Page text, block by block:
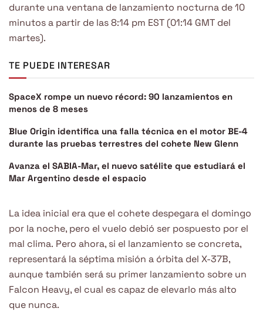
durante una ventana de lanzamiento nocturna de 10
minutos a partir de las 8:14 pm EST (01:14 GMT del
martes).
TE PUEDE INTERESAR
SpaceX rompe un nuevo récord: 90 lanzamientos en
menos de 8 meses
Blue Origin identifica una falla técnica en el motor BE-4
durante las pruebas terrestres del cohete New Glenn
Avanza el SABIA-Mar, el nuevo satélite que estudiará el
Mar Argentino desde el espacio
La idea inicial era que el cohete despegara el domingo
por la noche, pero el vuelo debió ser pospuesto por el
mal clima. Pero ahora, si el lanzamiento se concreta,
representará la séptima misión a órbita del X-37B,
aunque también será su primer lanzamiento sobre un
Falcon Heavy, el cual es capaz de elevarlo más alto
que nunca.